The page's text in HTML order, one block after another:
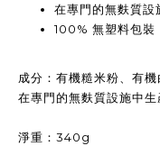
在專門的無麩質設
100% 無塑料包裝
成分：有機糙米粉、有機
在專門的無麩質設施中生
淨重：340g